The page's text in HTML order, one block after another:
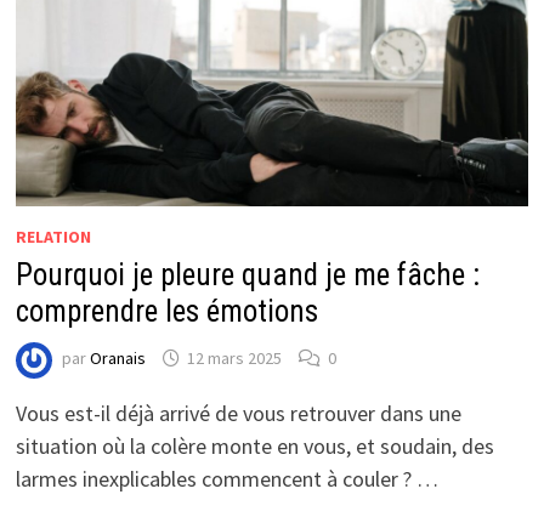
RELATION
Pourquoi je pleure quand je me fâche :
comprendre les émotions
parOranais 12 mars 2025 0
Vous est-il déjà arrivé de vous retrouver dans une
situation où la colère monte en vous, et soudain, des
larmes inexplicables commencent à couler ? …